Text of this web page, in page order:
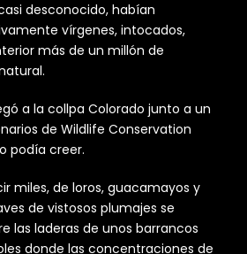
desconocido, habían
vírgenes, intocados,
más de un millón de
a la collpa Colorado junto a un
de Wildlife Conservation
podía creer.
miles, de loros, guacamayos y
de vistosos plumajes se
las laderas de unos barrancos
donde las concentraciones de